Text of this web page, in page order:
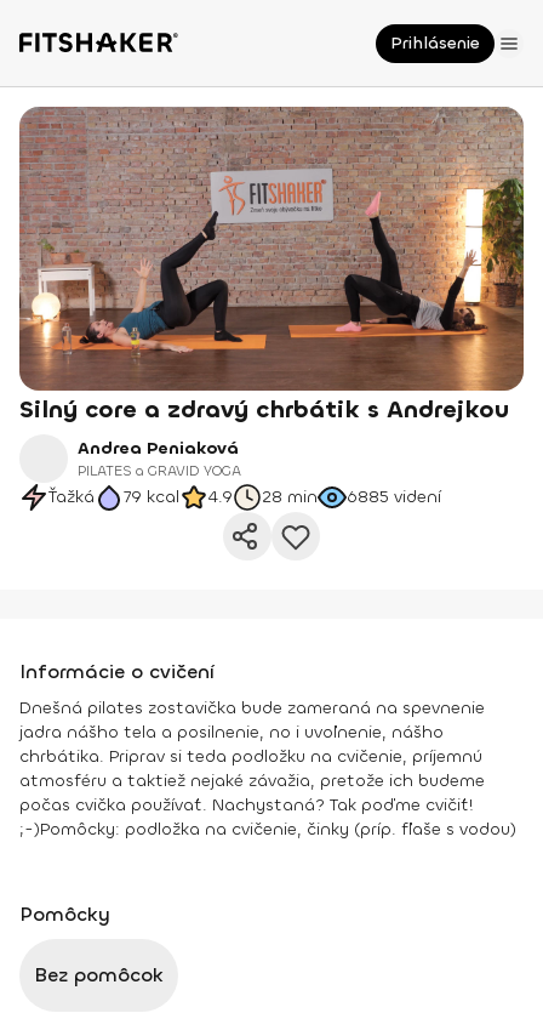
Prihlásenie
Silný core a zdravý chrbátik s Andrejkou
Andrea Peniaková
PILATES a GRAVID YOGA
Ťažká 79 kcal 4.9 28 min 6885 videní
Informácie o cvičení
Dnešná pilates zostavička bude zameraná na spevnenie
jadra nášho tela a posilnenie, no i uvoľnenie, nášho
chrbátika. Priprav si teda podložku na cvičenie, príjemnú
atmosféru a taktiež nejaké závažia, pretože ich budeme
počas cvička používať. Nachystaná? Tak poďme cvičiť!
;-)Pomôcky: podložka na cvičenie, činky (príp. fľaše s vodou)
Pomôcky
Bez pomôcok